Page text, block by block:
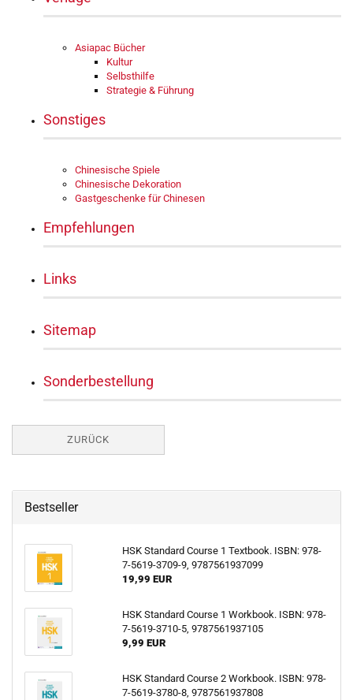
Asiapac Bücher
Kultur
Selbsthilfe
Strategie & Führung
Sonstiges
Chinesische Spiele
Chinesische Dekoration
Gastgeschenke für Chinesen
Empfehlungen
Links
Sitemap
Sonderbestellung
ZURÜCK
Bestseller
HSK Standard Course 1 Textbook. ISBN: 978-
7-5619-3709-9, 9787561937099
19,99 EUR
HSK Standard Course 1 Workbook. ISBN: 978-
7-5619-3710-5, 9787561937105
9,99 EUR
HSK Standard Course 2 Workbook. ISBN: 978-
7-5619-3780-8, 9787561937808